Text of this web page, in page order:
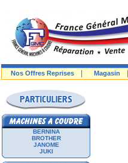
Nos Offres Reprises Magasin
BERNINA
BROTHER
JANOME
JUKI